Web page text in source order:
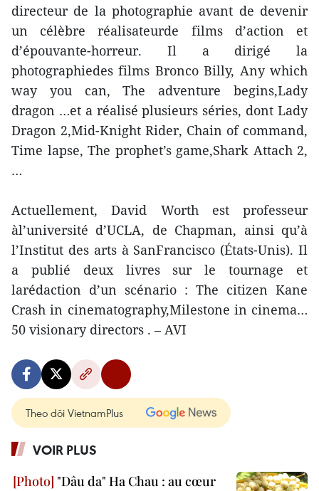
directeur de la photographie avant de devenir
un célèbre réalisateurde films d’action et
d’épouvante-horreur. Il a dirigé la
photographiedes films Bronco Billy, Any which
way you can, The adventure begins,Lady
dragon …et a réalisé plusieurs séries, dont Lady
Dragon 2,Mid-Knight Rider, Chain of command,
Time lapse, The prophet’s game,Shark Attach 2,
…
Actuellement, David Worth est professeur
àl’université d’UCLA, de Chapman, ainsi qu’à
l’Institut des arts à SanFrancisco (États-Unis). Il
a publié deux livres sur le tournage et
larédaction d’un scénario : The citizen Kane
Crash in cinematography,Milestone in cinema…
50 visionary directors . – AVI
Theo dõi VietnamPlus
VOIR PLUS
"Dâu da" Ha Chau : au cœur